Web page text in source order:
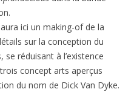
ici un making-of de la
sur la conception du
réduisant à l’existence
concept arts aperçus
du nom de Dick Van Dyke.